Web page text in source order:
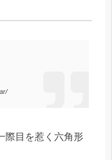
際目を惹く六角形